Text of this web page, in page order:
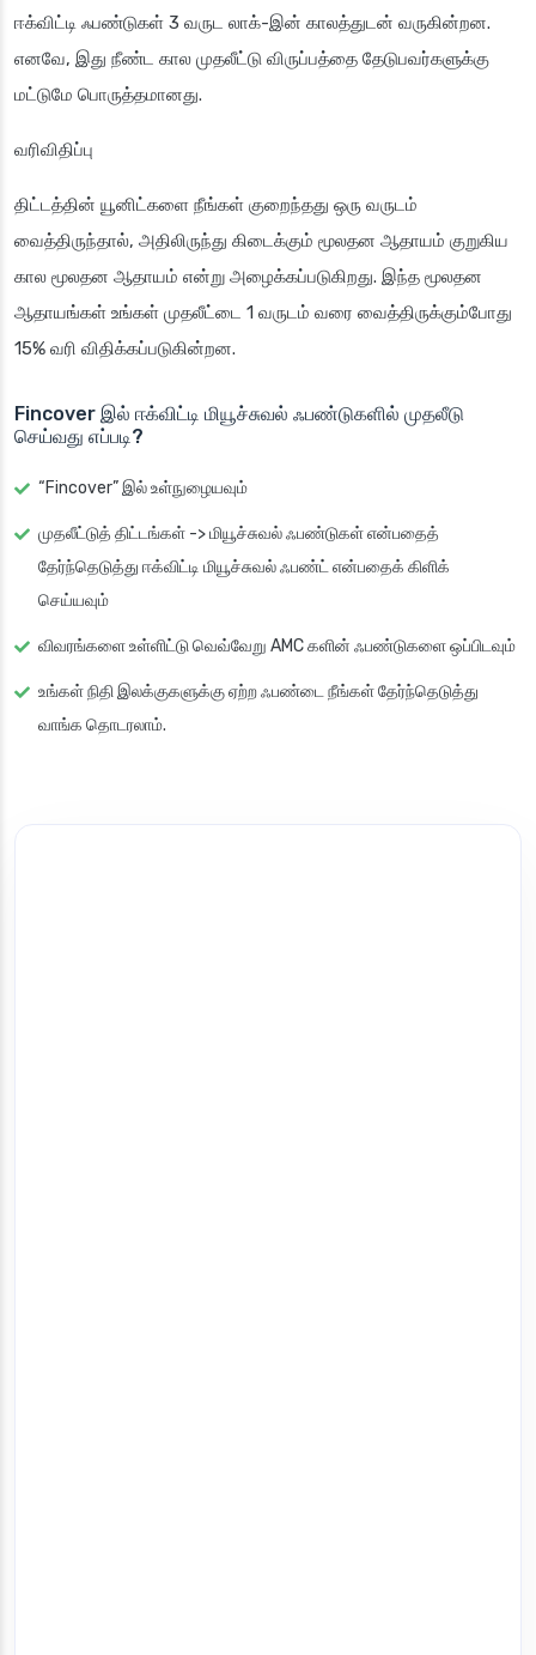
ஈக்விட்டி ஃபண்டுகள் 3 வருட லாக்-இன் காலத்துடன் வருகின்றன.
எனவே, இது நீண்ட கால முதலீட்டு விருப்பத்தை தேடுபவர்களுக்கு
மட்டுமே பொருத்தமானது.
வரிவிதிப்பு
திட்டத்தின் யூனிட்களை நீங்கள் குறைந்தது ஒரு வருடம்
வைத்திருந்தால், அதிலிருந்து கிடைக்கும் மூலதன ஆதாயம் குறுகிய
கால மூலதன ஆதாயம் என்று அழைக்கப்படுகிறது. இந்த மூலதன
ஆதாயங்கள் உங்கள் முதலீட்டை 1 வருடம் வரை வைத்திருக்கும்போது
15% வரி விதிக்கப்படுகின்றன.
Fincover இல் ஈக்விட்டி மியூச்சுவல் ஃபண்டுகளில் முதலீடு
செய்வது எப்படி?
“Fincover” இல் உள்நுழையவும்
முதலீட்டுத் திட்டங்கள் -> மியூச்சுவல் ஃபண்டுகள் என்பதைத்
தேர்ந்தெடுத்து ஈக்விட்டி மியூச்சுவல் ஃபண்ட் என்பதைக் கிளிக்
செய்யவும்
விவரங்களை உள்ளிட்டு வெவ்வேறு AMC களின் ஃபண்டுகளை ஒப்பிடவும்
உங்கள் நிதி இலக்குகளுக்கு ஏற்ற ஃபண்டை நீங்கள் தேர்ந்தெடுத்து
வாங்க தொடரலாம்.